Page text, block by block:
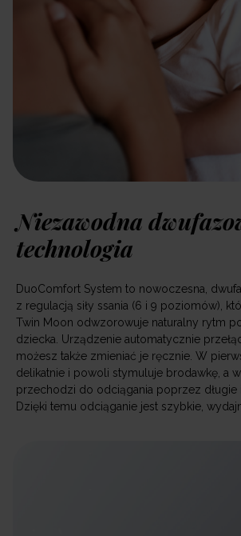
Niezawodna
technologia
DuoComfort System to nowoczesna,
z regulacją siły ssania (6 i 9 poziomów),
Twin Moon odwzorowuje naturalny rytm
dziecka. Urządzenie automatycznie
możesz także zmieniać je ręcznie. W
delikatnie i powoli stymuluje brodawkę, a
przechodzi do odciągania poprzez długie
Dzięki temu odciąganie jest szybkie,